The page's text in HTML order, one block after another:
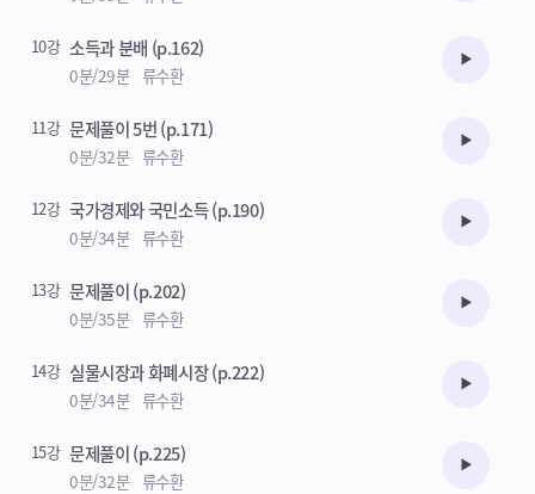
10강 소득과 분배 (p.162)
0분/29분 류수환 수강준비
11강 문제풀이 5번 (p.171)
0분/32분 류수환 수강준비
12강 국가경제와 국민소득 (p.190)
0분/34분 류수환 수강준비
13강 문제풀이 (p.202)
0분/35분 류수환 수강준비
14강 실물시장과 화폐시장 (p.222)
0분/34분 류수환 수강준비
15강 문제풀이 (p.225)
0분/32분 류수환 수강준비